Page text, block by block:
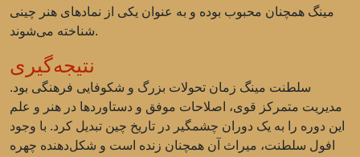
مینگ همچنان محبوب بوده و به عنوان یکی از نمادهای هنر چینی
شناخته می‌شوند.
نتیجه‌گیری
سلطنت مینگ زمان تحولات بزرگ و شکوفایی فرهنگی بود.
مدیریت متمرکز قوی، اصلاحات موفق و دستاوردها در هنر و علم
این دوره را به یک دوران چشمگیر در تاریخ چین تبدیل کرد. با وجود
افول سلطنت، میراث آن همچنان زنده است و شکل‌دهنده چهره